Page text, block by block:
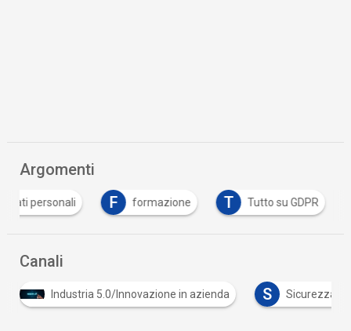
Argomenti
dati personali F formazione T Tutto su GDPR
Canali
Industria 5.0/Innovazione in azienda S Sicurezza